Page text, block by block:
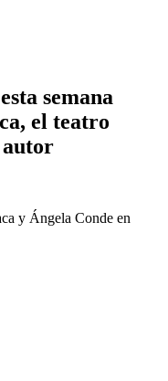
semana
el teatro
autor
y Ángela Conde en